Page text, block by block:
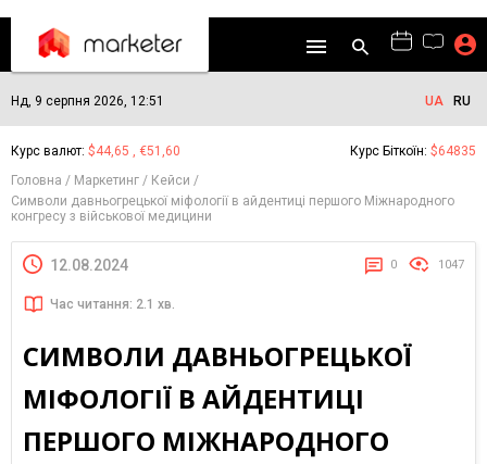
Нд, 9 серпня 2026, 12:51 UA RU
Курс валют: $44,65 , €51,60 Курс Біткоїн: $64835
Головна
Маркетинг
Кейси
Символи давньогрецької міфології в айдентиці першого Міжнародного
конгресу з військової медицини
12.08.2024 0 1047
Час читання: 2.1 хв.
СИМВОЛИ ДАВНЬОГРЕЦЬКОЇ
МІФОЛОГІЇ В АЙДЕНТИЦІ
ПЕРШОГО МІЖНАРОДНОГО